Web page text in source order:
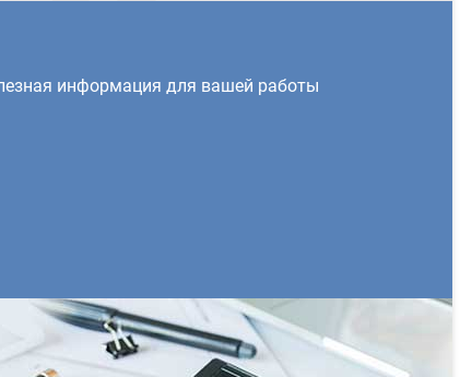
информация для вашей работы